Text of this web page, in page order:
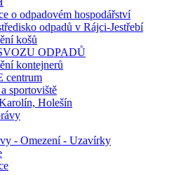
o odpadovém hospodářství
odpadů v Rájci-Jestřebí
košů
ODPADŮ
kontejnerů
centrum
sportoviště
Holešín
- Omezení - Uzavírky